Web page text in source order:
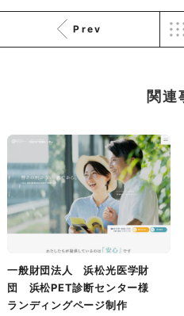
株式会社三共様 さんきょちゃ
株式会社三共様 ドリップコー
ヒーパッケージ
Prev
関連
一般財団法人 浜松光医学財
団 浜松PET診断センター様
ランディングページ制作